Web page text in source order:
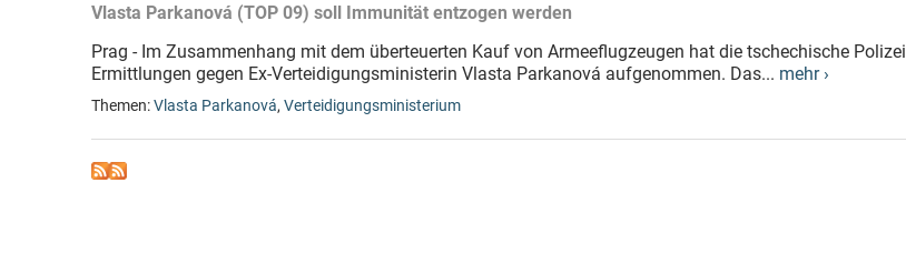
Vlasta Parkanová (TOP 09) soll Immunität entzogen werden
Prag - Im Zusammenhang mit dem überteuerten Kauf von Armeeflugzeugen hat die tschechische Polizei
Ermittlungen gegen Ex-Verteidigungsministerin Vlasta Parkanová aufgenommen. Das... mehr ›
Themen:Vlasta Parkanová, Verteidigungsministerium